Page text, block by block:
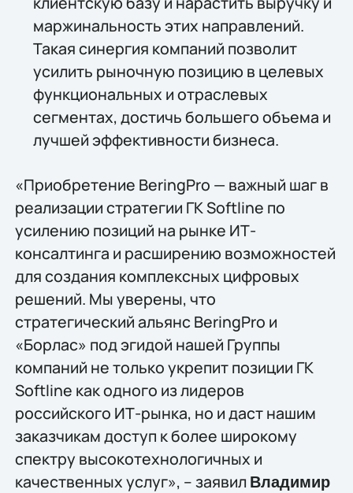
маржинальность этих направлений.
Такая синергия компаний позволит
усилить рыночную позицию в целевых
функциональных и отраслевых
сегментах, достичь большего объема и
лучшей эффективности бизнеса.
«Приобретение BeringPro — важный шаг в
реализации стратегии ГК Softline по
усилению позиций на рынке ИТ-
консалтинга и расширению возможностей
для создания комплексных цифровых
решений. Мы уверены, что
стратегический альянс BeringPro и
«Борлас» под эгидой нашей Группы
компаний не только укрепит позиции ГК
Softline как одного из лидеров
российского ИТ-рынка, но и даст нашим
заказчикам доступ к более широкому
спектру высокотехнологичных и
качественных услуг», – заявил Владимир